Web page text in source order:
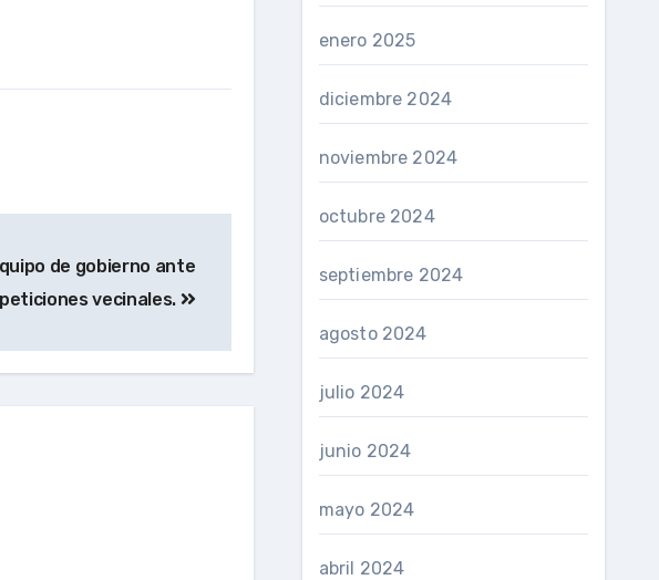
de gobierno ante
peticiones vecinales.
enero 2025
diciembre 2024
noviembre 2024
octubre 2024
septiembre 2024
agosto 2024
julio 2024
junio 2024
mayo 2024
abril 2024